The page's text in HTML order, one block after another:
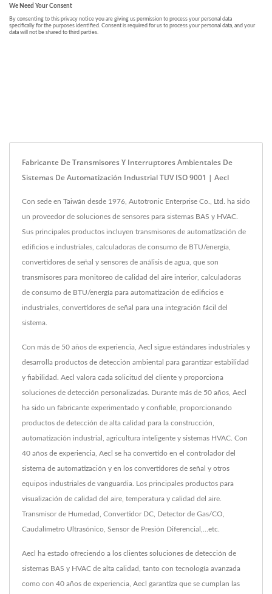
Fabricante De Transmisores Y Interruptores Ambientales De
Sistemas De Automatización Industrial TUV ISO 9001 | Aecl
Con sede en Taiwán desde 1976, Autotronic Enterprise Co., Ltd. ha sido
un proveedor de soluciones de sensores para sistemas BAS y HVAC.
Sus principales productos incluyen transmisores de automatización de
edificios e industriales, calculadoras de consumo de BTU/energía,
convertidores de señal y sensores de análisis de agua, que son
transmisores para monitoreo de calidad del aire interior, calculadoras
de consumo de BTU/energía para automatización de edificios e
industriales, convertidores de señal para una integración fácil del
sistema.
Con más de 50 años de experiencia, Aecl sigue estándares industriales y
desarrolla productos de detección ambiental para garantizar estabilidad
y fiabilidad. Aecl valora cada solicitud del cliente y proporciona
soluciones de detección personalizadas. Durante más de 50 años, Aecl
ha sido un fabricante experimentado y confiable, proporcionando
productos de detección de alta calidad para la construcción,
automatización industrial, agricultura inteligente y sistemas HVAC. Con
40 años de experiencia, Aecl se ha convertido en el controlador del
sistema de automatización y en los convertidores de señal y otros
equipos industriales de vanguardia. Los principales productos para
visualización de calidad del aire, temperatura y calidad del aire.
Transmisor de Humedad, Convertidor DC, Detector de Gas/CO,
Caudalímetro Ultrasónico, Sensor de Presión Diferencial,…etc.
Aecl ha estado ofreciendo a los clientes soluciones de detección de
sistemas BAS y HVAC de alta calidad, tanto con tecnología avanzada
como con 40 años de experiencia, Aecl garantiza que se cumplan las